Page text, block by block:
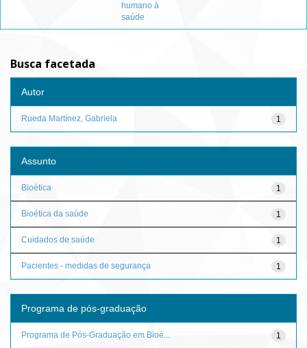
humano à
saúde
Busca facetada
Autor
1
Rueda Martínez, Gabriela
Assunto
1
Bioética
1
Bioética da saúde
1
Cuidados de saúde
1
Pacientes - medidas de segurança
Programa de pós-graduação
1
Programa de Pós-Graduação em Bioé...